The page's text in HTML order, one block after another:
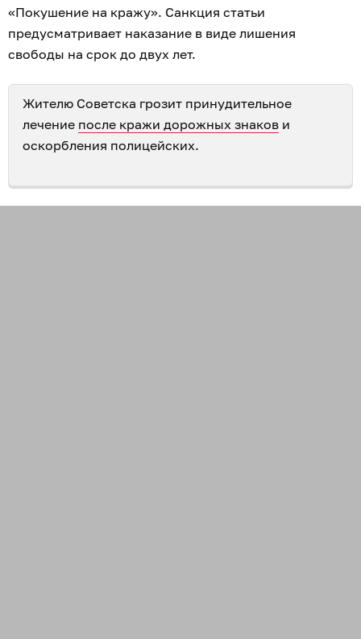
«Покушение на кражу». Санкция статьи
предусматривает наказание в виде лишения
свободы на срок до двух лет.
Жителю Советска грозит принудительное
лечение после кражи дорожных знаков и
оскорбления полицейских.